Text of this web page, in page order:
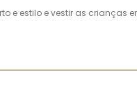
e estilo e vestir as crianças